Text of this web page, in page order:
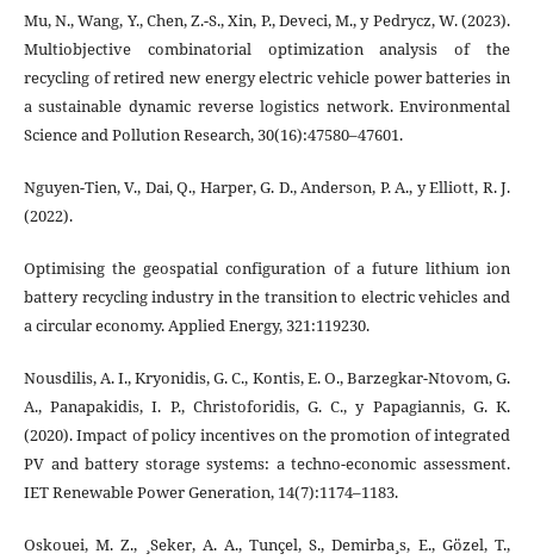
Mu, N., Wang, Y., Chen, Z.-S., Xin, P., Deveci, M., y Pedrycz, W. (2023).
Multiobjective combinatorial optimization analysis of the
recycling of retired new energy electric vehicle power batteries in
a sustainable dynamic reverse logistics network. Environmental
Science and Pollution Research, 30(16):47580–47601.
Nguyen-Tien, V., Dai, Q., Harper, G. D., Anderson, P. A., y Elliott, R. J.
(2022).
Optimising the geospatial configuration of a future lithium ion
battery recycling industry in the transition to electric vehicles and
a circular economy. Applied Energy, 321:119230.
Nousdilis, A. I., Kryonidis, G. C., Kontis, E. O., Barzegkar-Ntovom, G.
A., Panapakidis, I. P., Christoforidis, G. C., y Papagiannis, G. K.
(2020). Impact of policy incentives on the promotion of integrated
PV and battery storage systems: a techno-economic assessment.
IET Renewable Power Generation, 14(7):1174–1183.
Oskouei, M. Z., ¸Seker, A. A., Tunçel, S., Demirba¸s, E., Gözel, T.,